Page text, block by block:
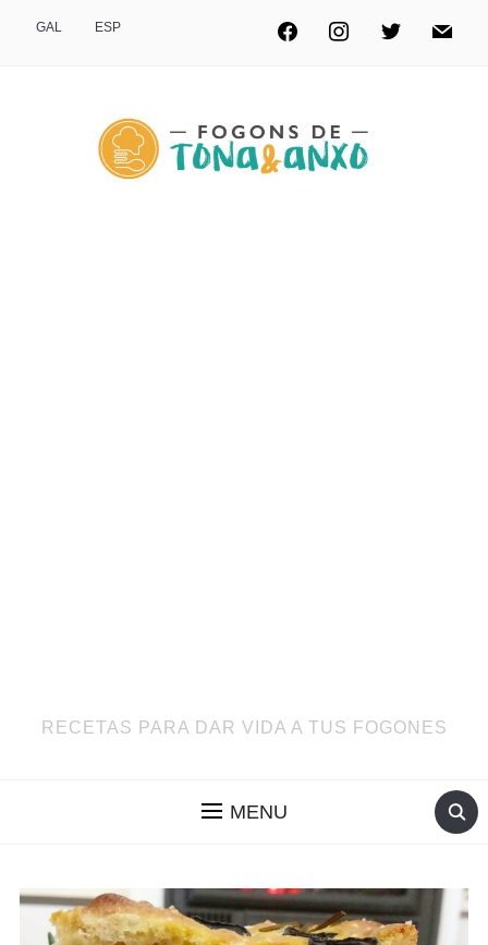
GAL ESP
RECETAS PARA DAR VIDA A TUS FOGONES
MENU